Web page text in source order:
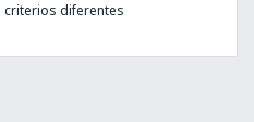
criterios diferentes